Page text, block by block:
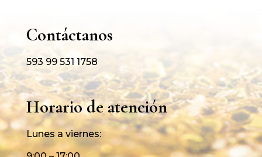
Contáctanos
593 99 531 1758
Horario de atención
Lunes a viernes: